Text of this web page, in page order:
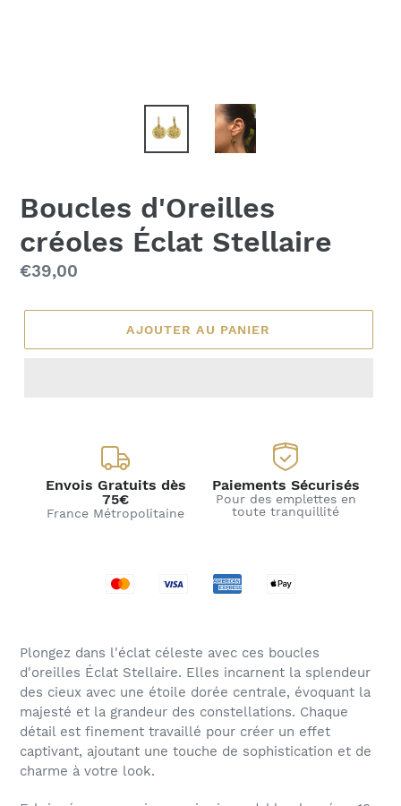
Boucles d'Oreilles
créoles Éclat Stellaire
Prix
€39,00
AJOUTER AU PANIER
Envois Gratuits dès
75€
France Métropolitaine
Paiements Sécurisés
Pour des emplettes en
toute tranquillité
Plongez dans l'éclat céleste avec ces boucles
d'oreilles Éclat Stellaire. Elles incarnent la splendeur
des cieux avec une étoile dorée centrale, évoquant la
majesté et la grandeur des constellations. Chaque
détail est finement travaillé pour créer un effet
captivant, ajoutant une touche de sophistication et de
charme à votre look.